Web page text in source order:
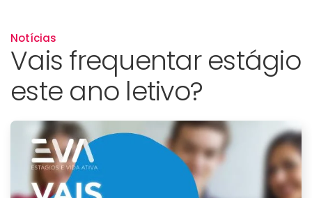
Notícias
Vais frequentar estágio
este ano letivo?